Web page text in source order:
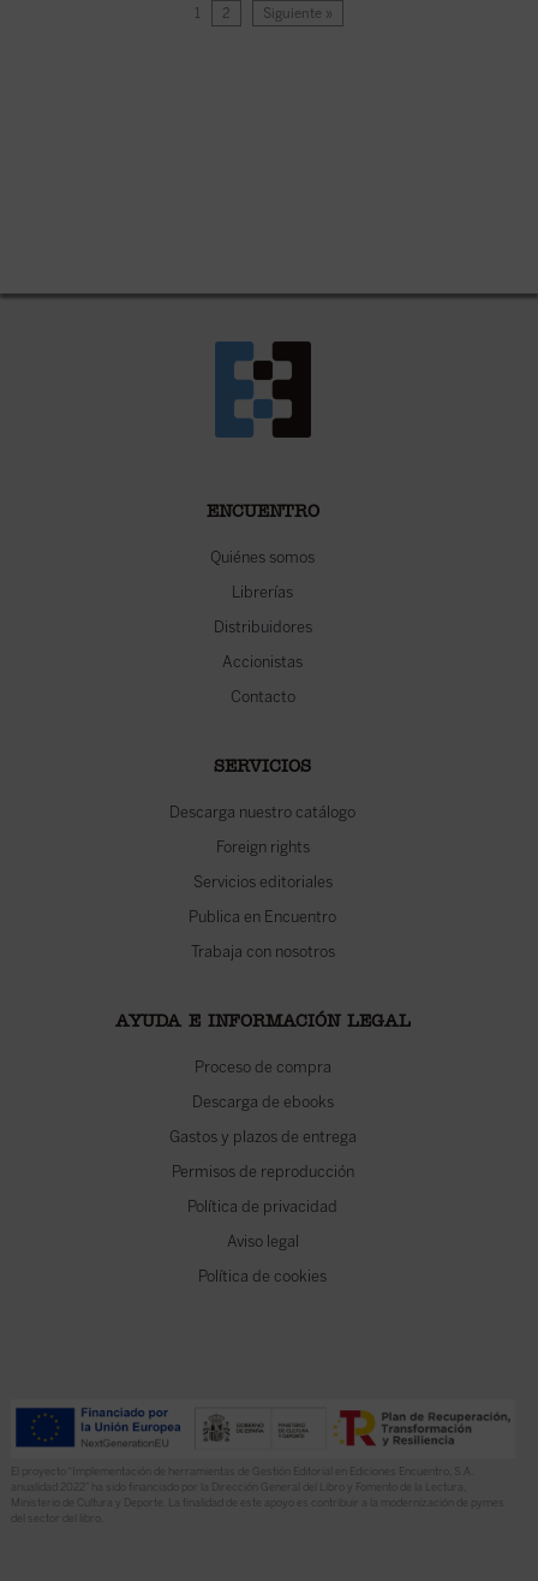
1 2 Siguiente »
ENCUENTRO
Quiénes somos
Librerías
Distribuidores
Accionistas
Contacto
SERVICIOS
Descarga nuestro catálogo
Foreign rights
Servicios editoriales
Publica en Encuentro
Trabaja con nosotros
AYUDA E INFORMACIÓN LEGAL
Proceso de compra
Descarga de ebooks
Gastos y plazos de entrega
Permisos de reproducción
Política de privacidad
Aviso legal
Política de cookies
El proyecto “Implementación de herramientas de Gestión Editorial en Ediciones Encuentro, S.A.
anualidad 2022” ha sido financiado por la Dirección General del Libro y Fomento de la Lectura,
Ministerio de Cultura y Deporte. La finalidad de este apoyo es contribuir a la modernización de pymes
del sector del libro.